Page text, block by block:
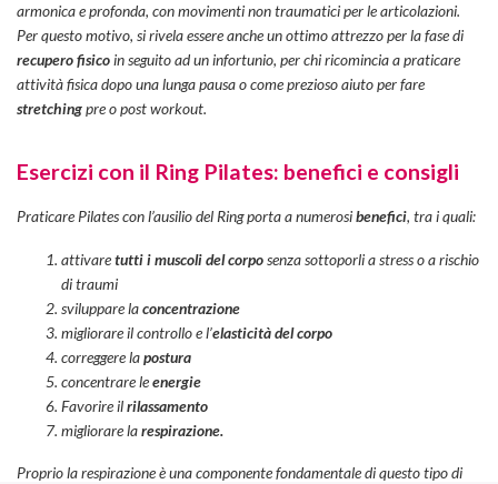
armonica e profonda, con movimenti non traumatici per le articolazioni.
Per questo motivo, si rivela essere anche un ottimo attrezzo per la fase di
recupero fisicoin seguito ad un infortunio, per chi ricomincia a praticare
attività fisica dopo una lunga pausa o come prezioso aiuto per fare
stretchingpre o post workout.
Esercizi con il Ring Pilates: benefici e consigli
Praticare Pilates con l’ausilio del Ring porta a numerosibenefici, tra i quali:
attivaretutti i muscoli del corposenza sottoporli a stress o a rischio
di traumi
sviluppare laconcentrazione
migliorare il controllo e l’elasticità del corpo
correggere lapostura
concentrare leenergie
Favorire ilrilassamento
migliorare larespirazione.
Proprio la respirazione è una componente fondamentale di questo tipo di